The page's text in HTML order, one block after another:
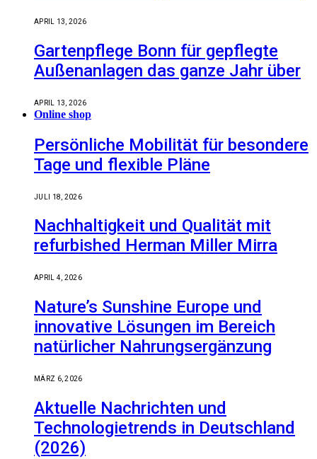
APRIL 13, 2026
Gartenpflege Bonn für gepflegte
Außenanlagen das ganze Jahr über
APRIL 13, 2026
Online shop
Persönliche Mobilität für besondere
Tage und flexible Pläne
JULI 18, 2026
Nachhaltigkeit und Qualität mit
refurbished Herman Miller Mirra
APRIL 4, 2026
Nature’s Sunshine Europe und
innovative Lösungen im Bereich
natürlicher Nahrungsergänzung
MÄRZ 6, 2026
Aktuelle Nachrichten und
Technologietrends in Deutschland
(2026)